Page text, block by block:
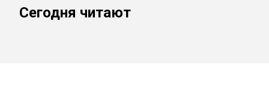
Сегодня читают